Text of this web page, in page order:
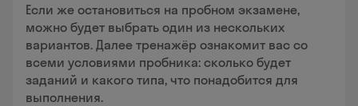
Если же остановиться на пробном экзамене,
можно будет выбрать один из нескольких
вариантов. Далее тренажёр ознакомит вас со
всеми условиями пробника: сколько будет
заданий и какого типа, что понадобится для
выполнения.